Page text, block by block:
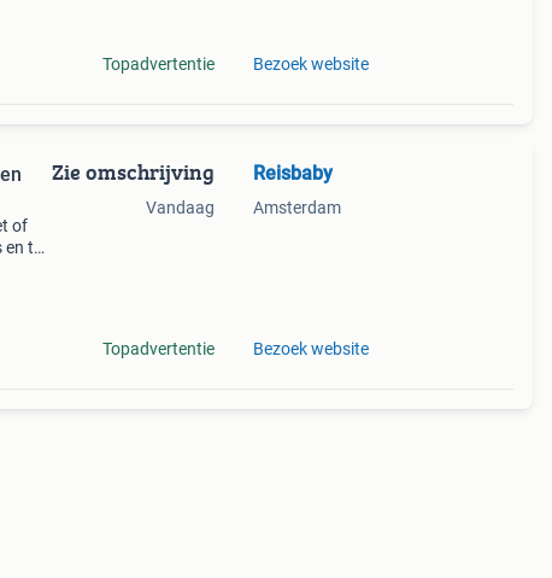
Topadvertentie Bezoek website
of
en te
Zie omschrijving
Vandaag
Topadvertentie
Reisbaby
Amsterdam
Bezoek website